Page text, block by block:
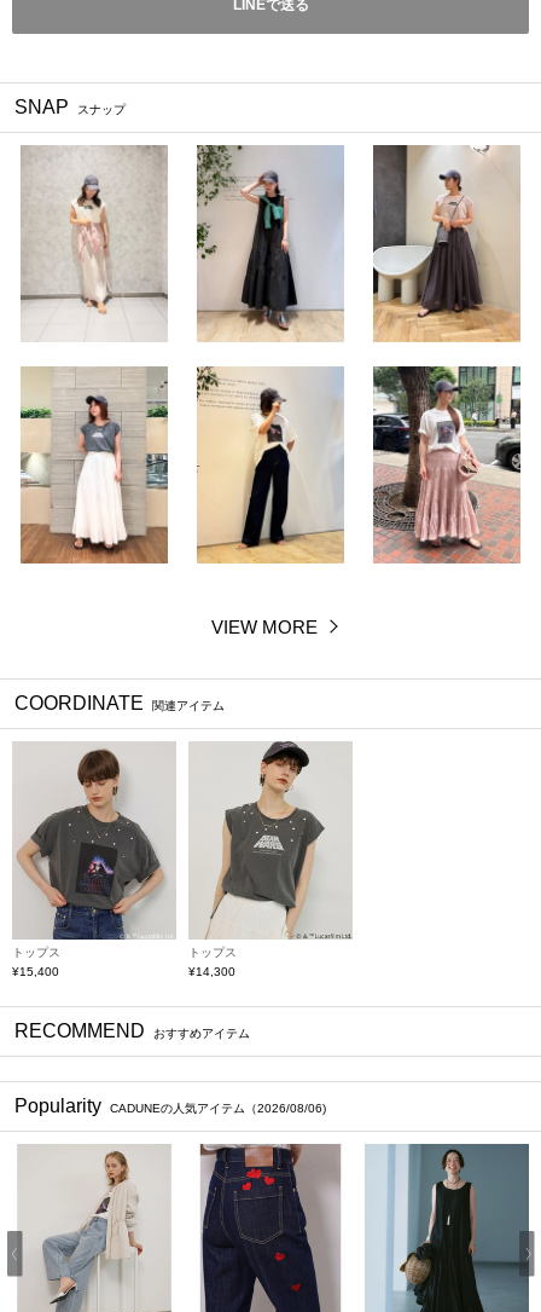
LINEで送る
SNAP スナップ
VIEW MORE
COORDINATE 関連アイテム
トップス
¥15,400
トップス
¥14,300
RECOMMEND おすすめアイテム
Popularity CADUNEの人気アイテム（2026/08/06)
Previous